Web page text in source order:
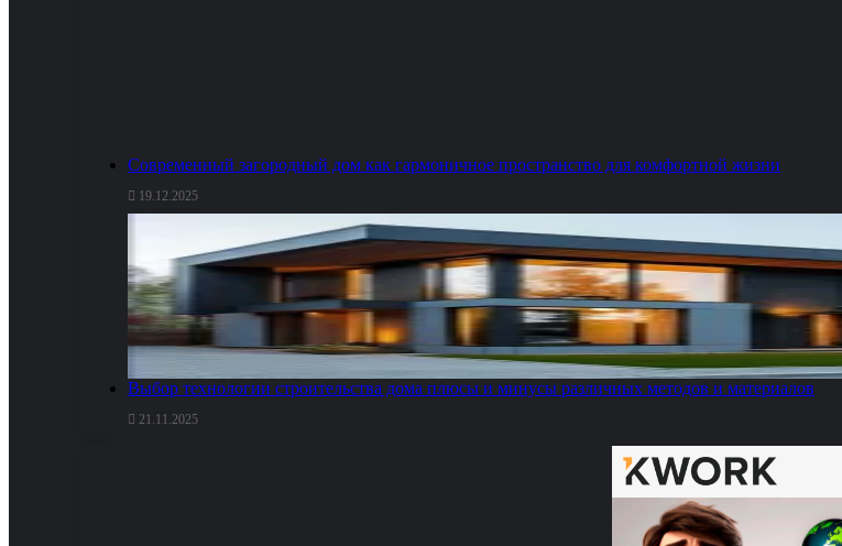
Современный загородный дом как гармоничное пространство для комфортной жизни
19.12.2025
Выбор технологии строительства дома плюсы и минусы различных методов и материалов
21.11.2025